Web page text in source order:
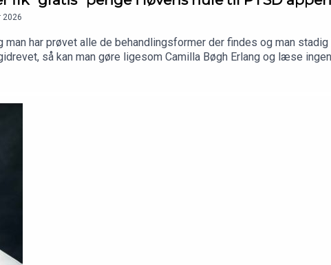
2026
man har prøvet alle de behandlingsformer der findes og man
så kan man gøre ligesom Camilla Bøgh Erlang og læse
for ptsd ramte, som hun pitchede i løvens hule. Den fungerer som